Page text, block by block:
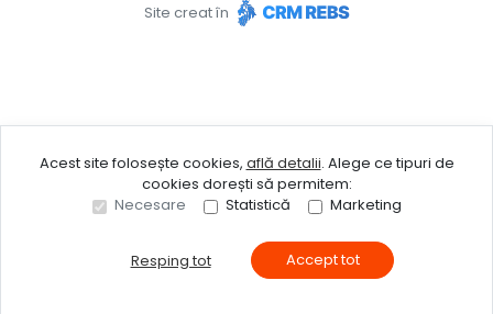
Sună acum Solicită vizionare
Site creat în
Acest site folosește cookies, află detalii. Alege ce tipuri de
cookies dorești să permitem:
Necesare
Statistică Marketing
Resping tot Accept tot